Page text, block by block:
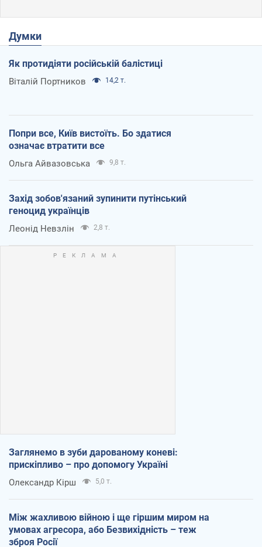
Думки
Як протидіяти російській балістиці
Віталій Портников 14,2 т.
Попри все, Київ вистоїть. Бо здатися
означає втратити все
Ольга Айвазовська 9,8 т.
Захід зобов'язаний зупинити путінський
геноцид українців
Леонід Невзлін 2,8 т.
Заглянемо в зуби дарованому коневі:
прискіпливо – про допомогу Україні
Олександр Кірш 5,0 т.
Між жахливою війною і ще гіршим миром на
умовах агресора, або Безвихідність – теж
зброя Росії